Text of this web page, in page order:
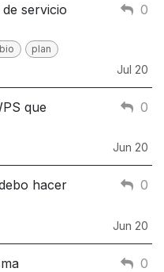
servicio
plan
0
Jul 20
que
0
Jun 20
hacer
0
Jun 20
0